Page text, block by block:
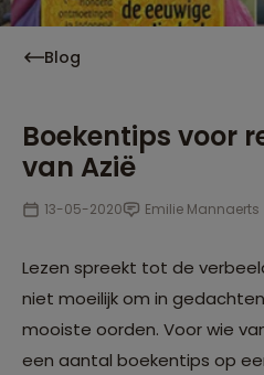
Blog
Boekentips voor
van Azië
13-05-2020 Emilie Mannaerts
Lezen spreekt tot de
niet moeilijk om in
mooiste oorden. Voor wie
een aantal boekentips op